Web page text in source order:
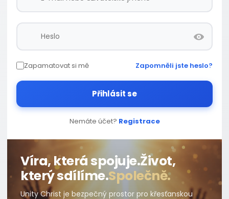
Zapamatovat si mě Zapomněli jste heslo?
Přihlásit se
Nemáte účet? Registrace
Víra, která spojuje.Život,
který sdílíme.Společně.
Unity Christ je bezpečný prostor pro křesťanskou